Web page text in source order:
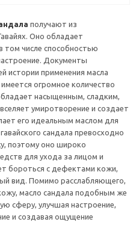
получают из
Оно обладает
том числе способностью
Документы
истории применения масла
огромное количество
насыщенным, сладким,
умиротворение и создает
его идеальным маслом для
сандала превосходно
поэтому оно широко
для ухода за лицом и
бороться с дефектами кожи,
вид. Помимо расслабляющего,
масло сандала подобным же
сферу, улучшая настроение,
и создавая ощущение